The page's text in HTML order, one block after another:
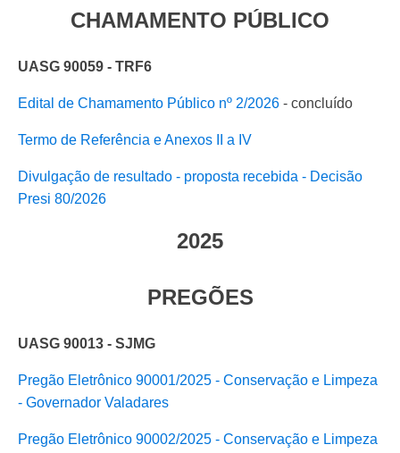
CHAMAMENTO PÚBLICO
UASG 90059 - TRF6
Edital de Chamamento Público nº 2/2026 - concluído
Termo de Referência e Anexos II a IV
Divulgação de resultado - proposta recebida - Decisão
Presi 80/2026
2025
PREGÕES
UASG 90013 - SJMG
Pregão Eletrônico 90001/2025 - Conservação e Limpeza
- Governador Valadares
Pregão Eletrônico 90002/2025 - Conservação e Limpeza